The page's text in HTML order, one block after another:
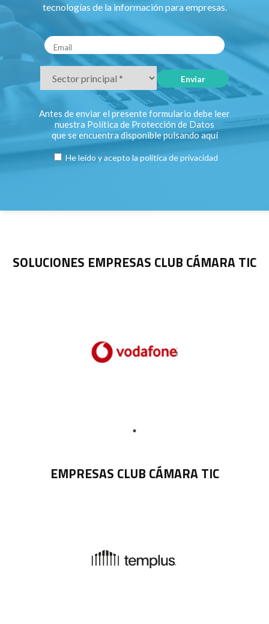
tecnologías de la información para empresas.
Antes de enviar el presente formulario debe leer
nuestra Política de Protección de Datos
que se encuentra disponible pulsandoaquí
He leído y acepto la política de privacidad
SOLUCIONES EMPRESAS CLUB CÁMARA TIC
EMPRESAS CLUB CÁMARA TIC